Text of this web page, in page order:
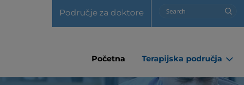
Područje za doktore Search
Početna Terapijska područja